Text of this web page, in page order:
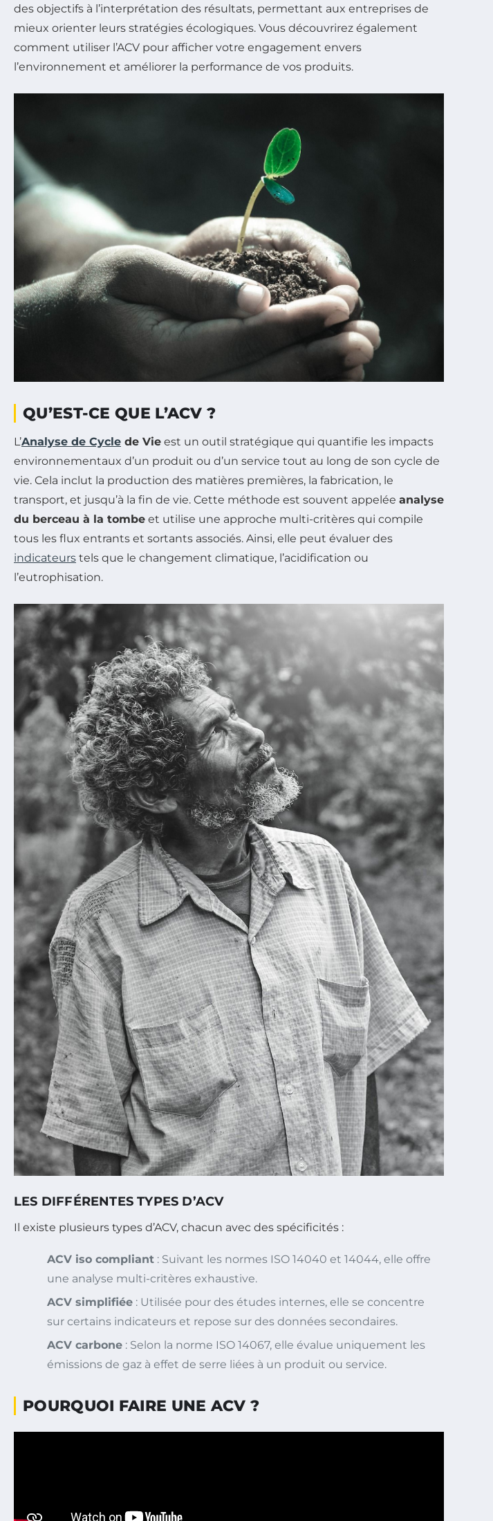
des objectifs à l’interprétation des résultats, permettant aux entreprises de
mieux orienter leurs stratégies écologiques. Vous découvrirez également
comment utiliser l’ACV pour afficher votre engagement envers
l’environnement et améliorer la performance de vos produits.
QU’EST-CE QUE L’ACV ?
L’Analyse de Cycle de Vie est un outil stratégique qui quantifie les impacts
environnementaux d’un produit ou d’un service tout au long de son cycle de
vie. Cela inclut la production des matières premières, la fabrication, le
transport, et jusqu’à la fin de vie. Cette méthode est souvent appelée analyse
du berceau à la tombe et utilise une approche multi-critères qui compile
tous les flux entrants et sortants associés. Ainsi, elle peut évaluer des
indicateurs tels que le changement climatique, l’acidification ou
l’eutrophisation.
LES DIFFÉRENTES TYPES D’ACV
Il existe plusieurs types d’ACV, chacun avec des spécificités :
ACV iso compliant : Suivant les normes ISO 14040 et 14044, elle offre
une analyse multi-critères exhaustive.
ACV simplifiée : Utilisée pour des études internes, elle se concentre
sur certains indicateurs et repose sur des données secondaires.
ACV carbone : Selon la norme ISO 14067, elle évalue uniquement les
émissions de gaz à effet de serre liées à un produit ou service.
POURQUOI FAIRE UNE ACV ?